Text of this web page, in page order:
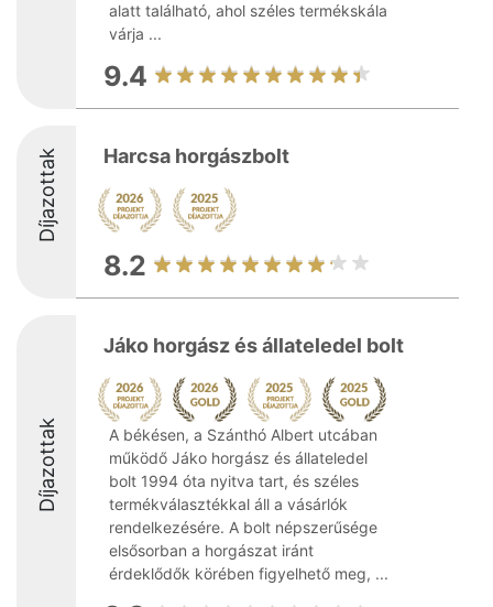
alatt található, ahol széles termékskála
várja ...
9.4
Díjazottak Harcsa horgászbolt
8.2
Díjazottak
Jáko horgász és állateledel bolt
A békésen, a Szánthó Albert utcában
működő Jáko horgász és állateledel
bolt 1994 óta nyitva tart, és széles
termékválasztékkal áll a vásárlók
rendelkezésére. A bolt népszerűsége
elsősorban a horgászat iránt
érdeklődők körében figyelhető meg, ...